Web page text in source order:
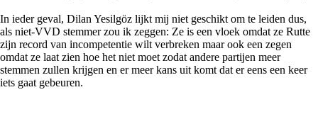
In ieder geval, Dilan Yesilgöz lijkt mij niet geschikt om te leiden dus,
als niet-VVD stemmer zou ik zeggen: Ze is een vloek omdat ze Rutte
zijn record van incompetentie wilt verbreken maar ook een zegen
omdat ze laat zien hoe het niet moet zodat andere partijen meer
stemmen zullen krijgen en er meer kans uit komt dat er eens een keer
iets gaat gebeuren.